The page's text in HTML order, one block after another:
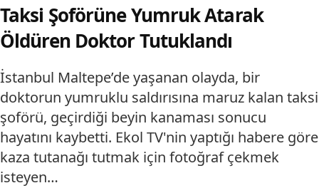
Taksi Şoförüne Yumruk Atarak
Öldüren Doktor Tutuklandı
İstanbul Maltepe’de yaşanan olayda, bir
doktorun yumruklu saldırısına maruz kalan taksi
şoförü, geçirdiği beyin kanaması sonucu
hayatını kaybetti. Ekol TV'nin yaptığı habere göre
kaza tutanağı tutmak için fotoğraf çekmek
isteyen…